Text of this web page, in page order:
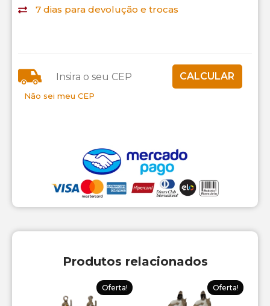
7 dias para devolução e trocas
Não sei meu CEP
Produtos relacionados
Oferta! Oferta!